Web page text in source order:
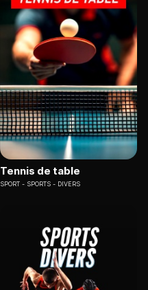
Tennis de table
SPORT SPORTS - DIVERS